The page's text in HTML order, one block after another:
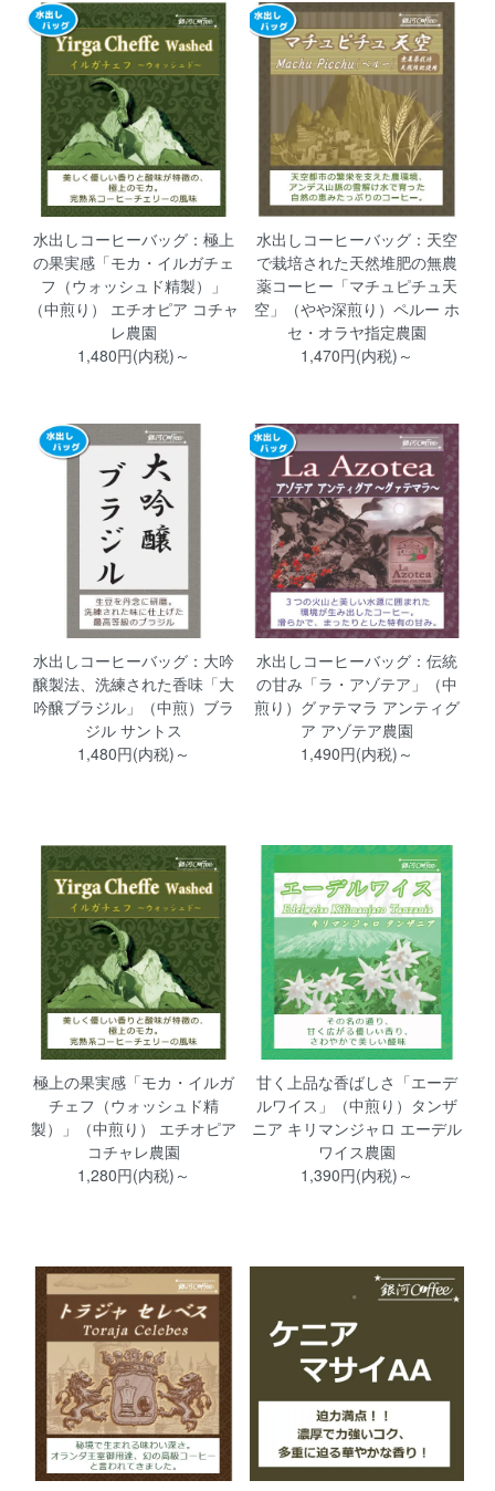
水出しコーヒーバッグ：極上
の果実感「モカ・イルガチェ
フ（ウォッシュド精製）」
（中煎り） エチオピア コチャ
レ農園
1,480円(内税)～
水出しコーヒーバッグ：天空
で栽培された天然堆肥の無農
薬コーヒー「マチュピチュ天
空」（やや深煎り）ペルー ホ
セ・オラヤ指定農園
1,470円(内税)～
水出しコーヒーバッグ：大吟
醸製法、洗練された香味「大
吟醸ブラジル」（中煎）ブラ
ジル サントス
1,480円(内税)～
水出しコーヒーバッグ：伝統
の甘み「ラ・アゾテア」（中
煎り）グァテマラ アンティグ
ア アゾテア農園
1,490円(内税)～
極上の果実感「モカ・イルガ
チェフ（ウォッシュド精
製）」（中煎り） エチオピア
コチャレ農園
1,280円(内税)～
甘く上品な香ばしさ「エーデ
ルワイス」（中煎り）タンザ
ニア キリマンジャロ エーデル
ワイス農園
1,390円(内税)～